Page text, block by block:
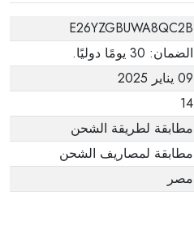
E26YZGBUWA8QC2B
الضمان: 30 يومًا دوليًا.
09 يناير 2025
14
مطابقة لطريقة الشحن
مطابقة لمصاريف الشحن
مصر